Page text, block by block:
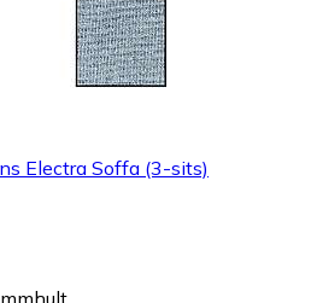
Electra Soffa (3-sits)